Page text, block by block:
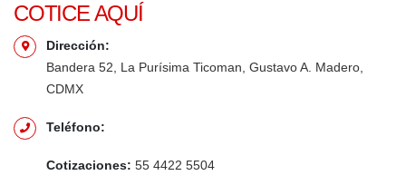
COTICE AQUÍ
Dirección:
Bandera 52, La Purísima Ticoman, Gustavo A. Madero,
CDMX
Teléfono:
Cotizaciones: 55 4422 5504